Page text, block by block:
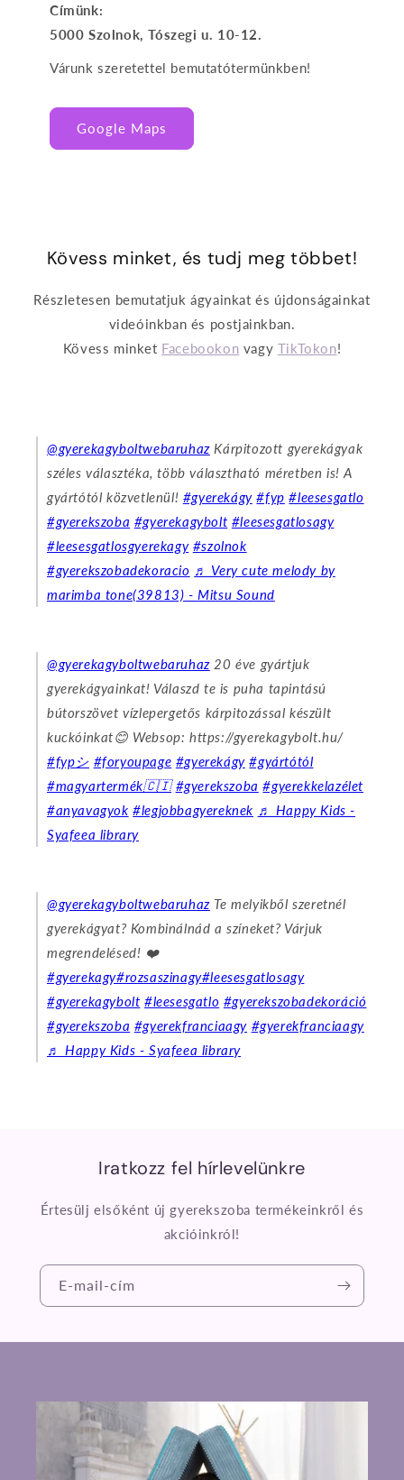
Címünk:
5000 Szolnok, Tószegi u. 10-12.
Várunk szeretettel bemutatótermünkben!
Google Maps
Kövess minket, és tudj meg többet!
Részletesen bemutatjuk ágyainkat és újdonságainkat
videóinkban és postjainkban.
Kövess minket Facebookon vagy TikTokon!
@gyerekagyboltwebaruhazKárpitozott gyerekágyak
széles választéka, több választható méretben is! A
gyártótól közvetlenül! #gyerekágy #fyp #leesesgatlo
#gyerekszoba #gyerekagybolt #leesesgatlosagy
#leesesgatlosgyerekagy #szolnok
#gyerekszobadekoracio ♬ Very cute melody by
marimba tone(39813) - Mitsu Sound
@gyerekagyboltwebaruhaz20 éve gyártjuk
gyerekágyainkat! Válaszd te is puha tapintású
bútorszövet vízlepergetős kárpitozással készült
kuckóinkat😊 Websop: https://gyerekagybolt.hu/
#fypシ #foryoupage #gyerekágy #gyártótól
#magyartermék🇨🇮 #gyerekszoba #gyerekkelazélet
#anyavagyok #legjobbagyereknek ♬ Happy Kids -
Syafeea library
@gyerekagyboltwebaruhazTe melyikből szeretnél
gyerekágyat? Kombinálnád a színeket? Várjuk
megrendelésed! ❤️
#gyerekagy#rozsaszinagy#leesesgatlosagy
#gyerekagybolt #leesesgatlo #gyerekszobadekoráció
#gyerekszoba #gyerekfranciaagy #gyerekfranciaagy
♬ Happy Kids - Syafeea library
Iratkozz fel hírlevelünkre
Értesülj elsőként új gyerekszoba termékeinkről és
akcióinkról!
E-mail-cím